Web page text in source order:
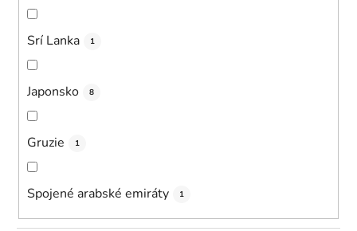
Srí Lanka 1
Japonsko 8
Gruzie 1
Spojené arabské emiráty 1